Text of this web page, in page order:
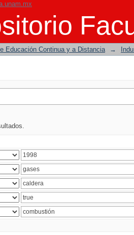
Educación Continua y a Distancia →